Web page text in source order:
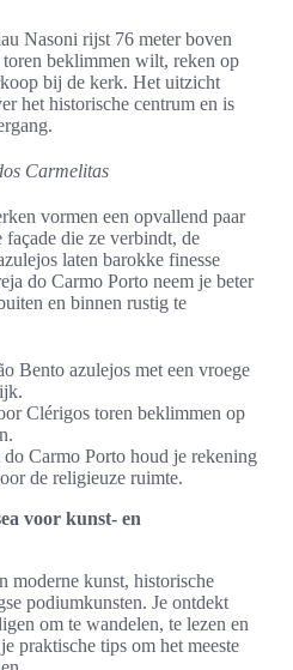
Nasoni rijst 76 meter boven
beklimmen wilt, reken op
bij de kerk. Het uitzicht
het historische centrum en is
Carmelitas
vormen een opvallend paar
façade die ze verbindt, de
laten barokke finesse
do Carmo Porto neem je beter
en binnen rustig te
Bento azulejos met een vroege
Clérigos toren beklimmen op
Carmo Porto houd je rekening
de religieuze ruimte.
voor kunst- en
moderne kunst, historische
podiumkunsten. Je ontdekt
om te wandelen, te lezen en
praktische tips om het meeste